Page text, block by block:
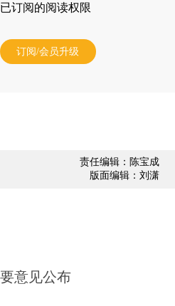
订阅的阅读权限
订阅/会员升级
责任编辑：陈宝成
版面编辑：刘潇
意见公布